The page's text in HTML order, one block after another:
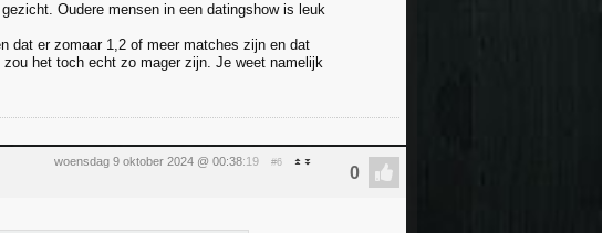
Oudere mensen in een datingshow is leuk
dat er zomaar 1,2 of meer matches zijn en dat
het toch echt zo mager zijn. Je weet namelijk
woensdag 9 oktober 2024 @ 00:38:19 #6